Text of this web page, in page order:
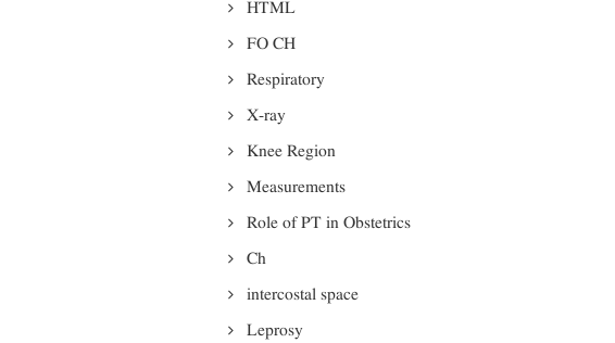
HTML
FO CH
Respiratory
X-ray
Knee Region
Measurements
Role of PT in Obstetrics
Ch
intercostal space
Leprosy